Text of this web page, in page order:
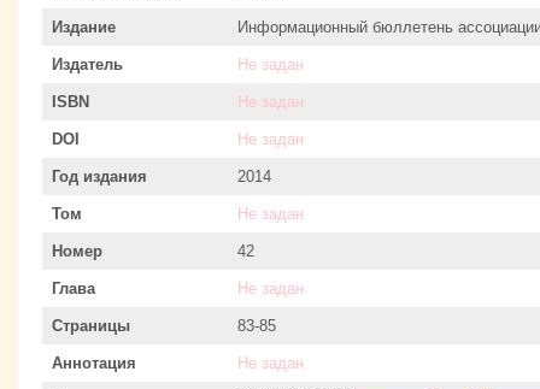
Издание Информационный бюллетень
Издатель Не задан
ISBN Не задан
DOI Не задан
Год издания 2014
Том Не задан
Номер 42
Глава Не задан
Страницы 83-85
Аннотация Не задан